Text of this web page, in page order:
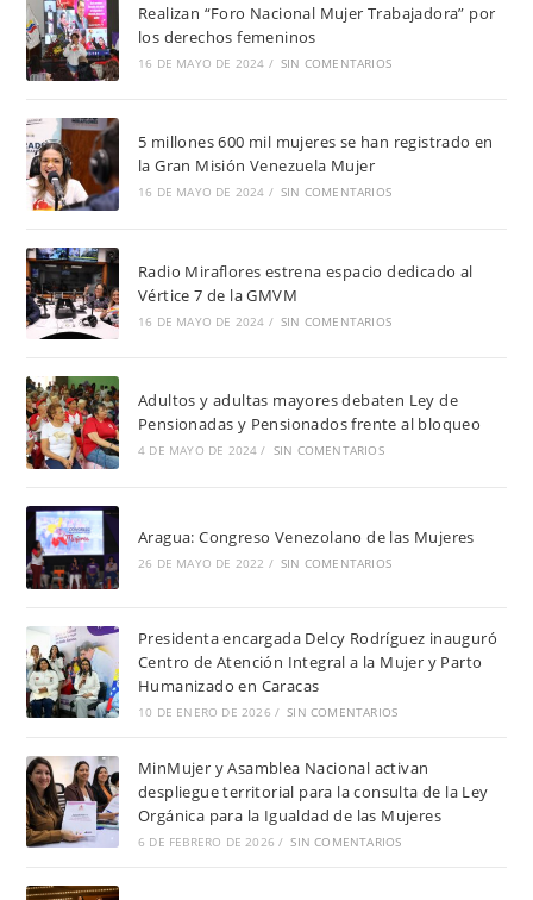
Realizan “Foro Nacional Mujer Trabajadora” por
los derechos femeninos
16 DE MAYO DE 2024 / SIN COMENTARIOS
5 millones 600 mil mujeres se han registrado en
la Gran Misión Venezuela Mujer
16 DE MAYO DE 2024 / SIN COMENTARIOS
Radio Miraflores estrena espacio dedicado al
Vértice 7 de la GMVM
16 DE MAYO DE 2024 / SIN COMENTARIOS
Adultos y adultas mayores debaten Ley de
Pensionadas y Pensionados frente al bloqueo
4 DE MAYO DE 2024 / SIN COMENTARIOS
Aragua: Congreso Venezolano de las Mujeres
26 DE MAYO DE 2022 / SIN COMENTARIOS
Presidenta encargada Delcy Rodríguez inauguró
Centro de Atención Integral a la Mujer y Parto
Humanizado en Caracas
10 DE ENERO DE 2026 / SIN COMENTARIOS
MinMujer y Asamblea Nacional activan
despliegue territorial para la consulta de la Ley
Orgánica para la Igualdad de las Mujeres
6 DE FEBRERO DE 2026 / SIN COMENTARIOS